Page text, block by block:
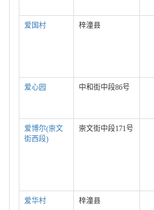
爱国村 梓潼县
爱心园 中和街中段86号
爱博尔(崇文
街西段)
崇文街中段171号
爱华村 梓潼县